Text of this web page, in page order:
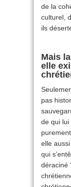
de la
culturel,
ils
Mais
elle
pas
de qui lui
elle
qui
déraciné